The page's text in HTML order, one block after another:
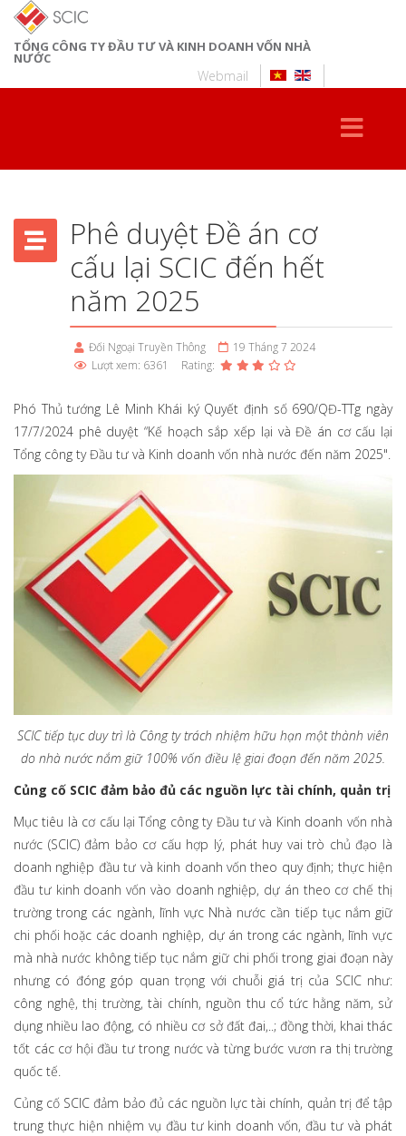
TỔNG CÔNG TY ĐẦU TƯ VÀ KINH DOANH VỐN NHÀ
NƯỚC
Webmail
Phê duyệt Đề án cơ
cấu lại SCIC đến hết
năm 2025
Đối Ngoại Truyền Thông
19 Tháng 7 2024
Lượt xem: 6361
Rating:
Phó Thủ tướng Lê Minh Khái ký Quyết định số 690/QĐ-TTg ngày
17/7/2024 phê duyệt “Kế hoạch sắp xếp lại và Đề án cơ cấu lại
Tổng công ty Đầu tư và Kinh doanh vốn nhà nước đến năm 2025".
SCIC tiếp tục duy trì là Công ty trách nhiệm hữu hạn một thành viên
do nhà nước nắm giữ 100% vốn điều lệ giai đoạn đến năm 2025.
Củng cố SCIC đảm bảo đủ các nguồn lực tài chính, quản trị
Mục tiêu là cơ cấu lại Tổng công ty Đầu tư và Kinh doanh vốn nhà
nước (SCIC) đảm bảo cơ cấu hợp lý, phát huy vai trò chủ đạo là
doanh nghiệp đầu tư và kinh doanh vốn theo quy định; thực hiện
đầu tư kinh doanh vốn vào doanh nghiệp, dự án theo cơ chế thị
trường trong các ngành, lĩnh vực Nhà nước cần tiếp tục nắm giữ
chi phối hoặc các doanh nghiệp, dự án trong các ngành, lĩnh vực
mà nhà nước không tiếp tục nắm giữ chi phối trong giai đoạn này
nhưng có đóng góp quan trọng với chuỗi giá trị của SCIC như:
công nghệ, thị trường, tài chính, nguồn thu cổ tức hằng năm, sử
dụng nhiều lao động, có nhiều cơ sở đất đai,..; đồng thời, khai thác
tốt các cơ hội đầu tư trong nước và từng bước vươn ra thị trường
quốc tế.
Củng cố SCIC đảm bảo đủ các nguồn lực tài chính, quản trị để tập
trung thực hiện nhiệm vụ đầu tư kinh doanh vốn, đầu tư và phát